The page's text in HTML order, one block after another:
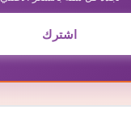
اشترك